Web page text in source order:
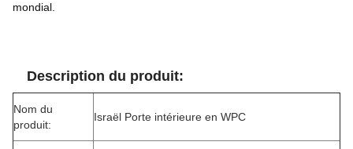
mondial.
Description du produit:
Nom du
produit:
Israël Porte intérieure en WPC